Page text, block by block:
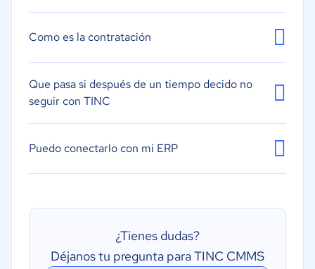
Gestión de inventarios
Orden de trabajo
Como es la contratación
Que pasa si después de un tiempo decido no
seguir con TINC
Puedo conectarlo con mi ERP
¿Tienes dudas?
Déjanos tu pregunta para TINC CMMS